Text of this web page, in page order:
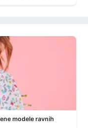
modele ravnih